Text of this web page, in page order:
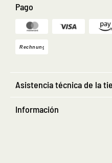
Pago
Asistencia técnica de la
Información